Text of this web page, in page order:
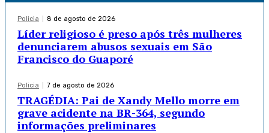
Policia 8 de agosto de 2026
Líder religioso é preso após três mulheres
denunciarem abusos sexuais em São
Francisco do Guaporé
Policia 7 de agosto de 2026
TRAGÉDIA: Pai de Xandy Mello morre em
grave acidente na BR-364, segundo
informações preliminares